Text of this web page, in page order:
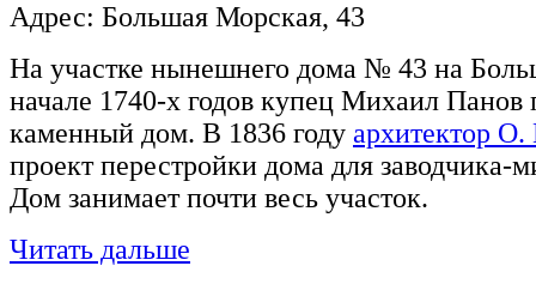
Адрес: Большая Морская, 43
На участке нынешнего дома № 43 на
начале 1740-х годов купец Михаил
каменный дом. В 1836 году архитектор
проект перестройки дома для
Дом занимает почти весь участок.
Читать дальше